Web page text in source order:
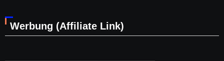
Werbung (Affiliate Link)